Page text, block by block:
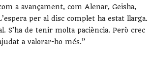
a avançament, com Alenar, Geisha,
per al disc complet ha estat llarga.
S’ha de tenir molta paciència. Però crec
a valorar-ho més.”